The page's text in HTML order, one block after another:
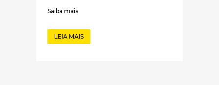
Saiba mais
LEIA MAIS